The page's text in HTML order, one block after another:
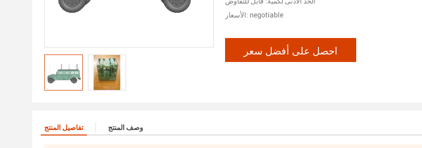
الأسعار: negotiable
احصل على أفضل سعر
تفاصيل المنتج وصف المنتج